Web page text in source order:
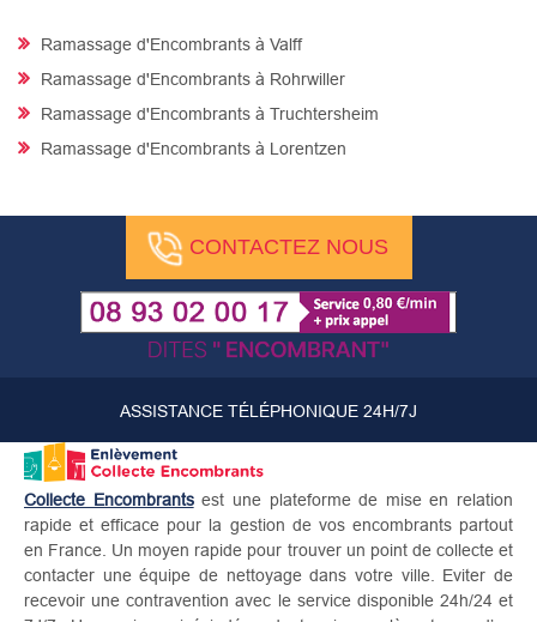
Ramassage d'Encombrants à Valff
Ramassage d'Encombrants à Rohrwiller
Ramassage d'Encombrants à Truchtersheim
Ramassage d'Encombrants à Lorentzen
CONTACTEZ NOUS
ASSISTANCE TÉLÉPHONIQUE 24H/7J
Collecte Encombrantsest une plateforme de mise en relation
rapide et efficace pour la gestion de vos encombrants partout
en France. Un moyen rapide pour trouver un point de collecte et
contacter une équipe de nettoyage dans votre ville. Eviter de
recevoir une contravention avec le service disponible 24h/24 et